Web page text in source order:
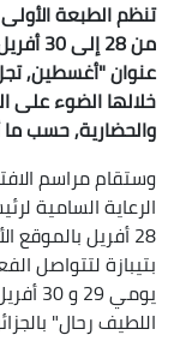
تنظم الطبعة
من 28
عنوان "أغسطين,
خلالها الضوء على
والحضارية, حسب ما
وستقام مراسم
الرعاية السامية
28 أفريل بالموقع
بتيبازة لتتواصل
يومي 29
اللطيف رحال"